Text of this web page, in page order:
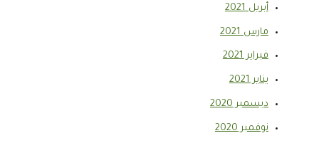
أبريل 2021
مارس 2021
فبراير 2021
يناير 2021
ديسمبر 2020
نوفمبر 2020